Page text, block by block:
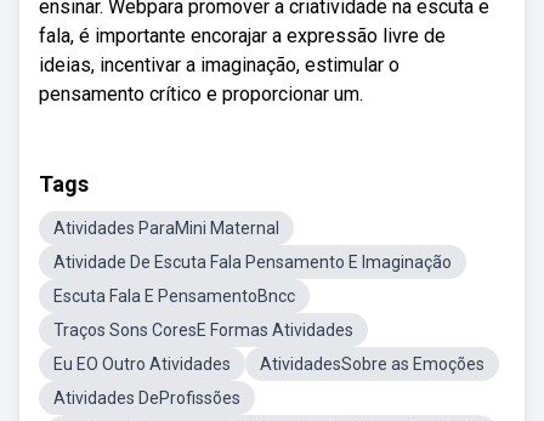
ensinar. Webpara promover a criatividade na escuta e
fala, é importante encorajar a expressão livre de
ideias, incentivar a imaginação, estimular o
pensamento crítico e proporcionar um.
Tags
Atividades ParaMini Maternal
Atividade De Escuta Fala Pensamento E Imaginação
Escuta Fala E PensamentoBncc
Traços Sons CoresE Formas Atividades
Eu EO Outro Atividades
AtividadesSobre as Emoções
Atividades DeProfissões